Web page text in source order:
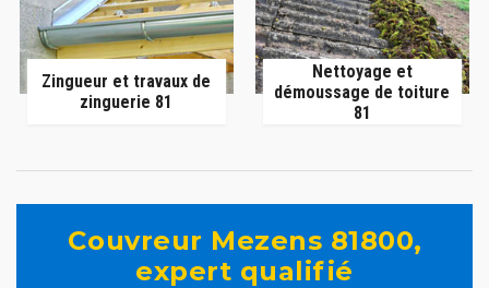
Zingueur et travaux de
zinguerie 81
Nettoyage et
démoussage de toiture
81
Couvreur Mezens 81800,
expert qualifié